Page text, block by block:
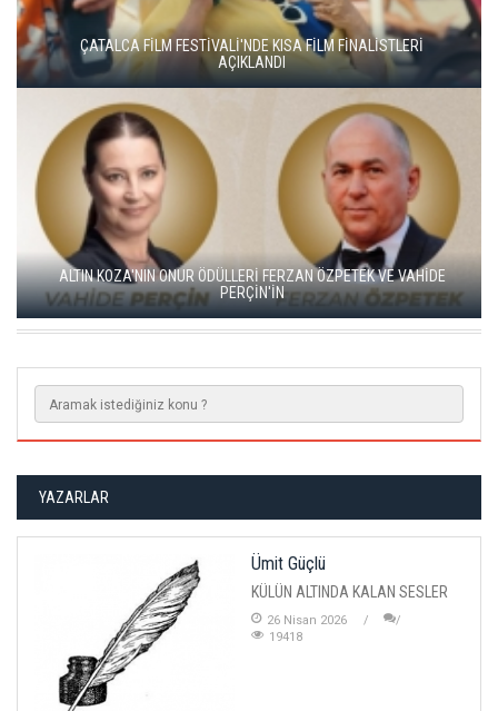
YEŞİM USTAOĞLU'NUN "ARTAKALAN"I SAN SEBASTIÁN'DA
DÜNYA PRÖMİYERİNİ YAPACAK
GO TÜRKİYE MİNİ DİZİLERİNİN YENİ ROTASI DOĞU KARADENİZ
OLDU
YAZARLAR
Ümit Güçlü
KÜLÜN ALTINDA KALAN SESLER
26 Nisan 2026
19418